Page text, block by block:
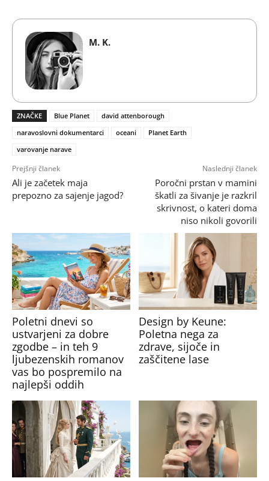
M. K.
ZNAČKE Blue Planet
david attenborough
naravoslovni dokumentarci
oceani
Planet Earth
varovanje narave
Prejšnji članek
Ali je začetek maja
prepozno za sajenje jagod?
Naslednji članek
Poročni prstan v mamini
škatli za šivanje je razkril
skrivnost, o kateri doma
niso nikoli govorili
Poletni dnevi so
ustvarjeni za dobre
zgodbe – in teh 9
ljubezenskih romanov
vas bo pospremilo na
najlepši oddih
Design by Keune:
Poletna nega za
zdrave, sijoče in
zaščitene lase